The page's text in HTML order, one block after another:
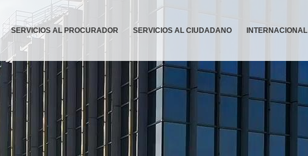
SERVICIOS AL PROCURADOR SERVICIOS AL CIUDADANO INTERNACIONAL